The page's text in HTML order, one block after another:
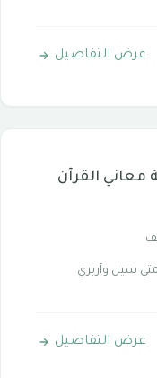
عرض التفاصيل
القرآن
سيل وآربري
عرض التفاصيل